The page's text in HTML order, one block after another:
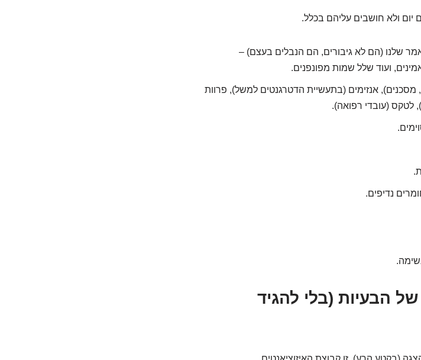
יום ולא חושבים עליהם בכלל.
שלנו (הם לא גיבורים, הם הנבלים בעצם) –
ועוד שלל שמות מפונפנים.
אנזימים (בתעשיית הדטרגנטים למשל), פרוות
לטקס (עובדי רפואה).
נדיפים.
הבעיות (בלי להגיד